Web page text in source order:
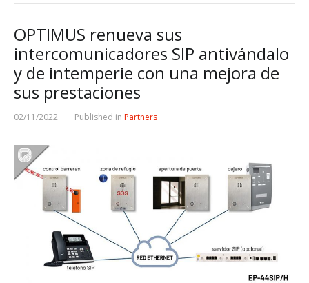
OPTIMUS renueva sus
intercomunicadores SIP antivándalo
y de intemperie con una mejora de
sus prestaciones
02/11/2022 Published in Partners